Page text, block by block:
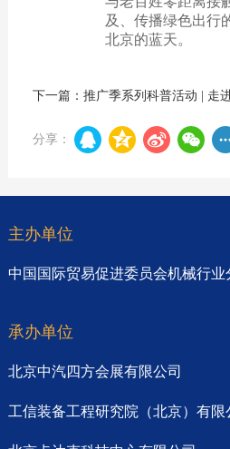
及、传播绿色出行
北京的蓝天。
下一篇：推广季系列科普活动 | 走
分享：
主办单位
中国国际贸易促进委员会机械行业
承办单位
北京中汽四方会展有限公司
工信装备工程研究院（北京）有限